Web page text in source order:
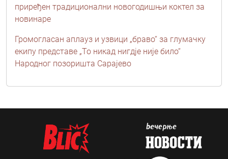
приређен традиционални новогодишњи коктел за
новинаре
Громогласан аплауз и узвици „браво“ за глумачку
екипу представе „То никад нигдје није било“
Народног позоришта Сарајево